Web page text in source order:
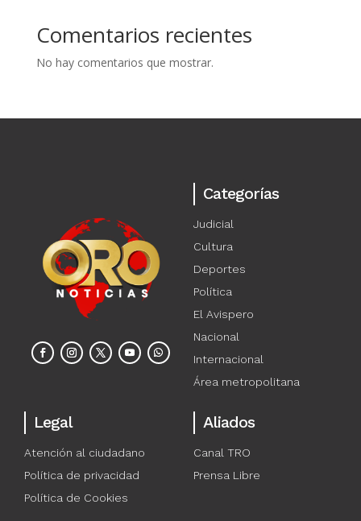
Comentarios recientes
No hay comentarios que mostrar.
Categorías
Judicial
Cultura
Deportes
Política
El Avispero
Nacional
Internacional
Área metropolitana
Legal
Atención al ciudadano
Política de privacidad
Política de Cookies
Aliados
Canal TRO
Prensa Libre